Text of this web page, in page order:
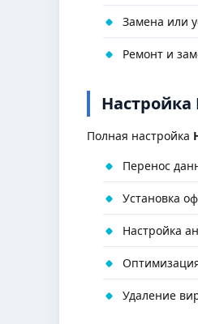
Замена или
Ремонт и
Настройка
Полная настройка
Перенос
Установка
Настройка
Удаление